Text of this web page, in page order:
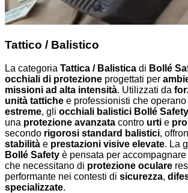
Tattico / Balistico
La categoria Tattica / Balistica di Bollé
occhiali di protezione progettati per
missioni ad alta intensità. Utilizzati da
unità tattiche e professionisti che operano
estreme, gli occhiali balistici Bollé Safety
una protezione avanzata contro urti e
secondo rigorosi standard balistici,
stabilità e prestazioni visive elevate. La
Bollé Safety è pensata per
che necessitano di protezione oculare
performante nei contesti di sicurezza,
specializzate.